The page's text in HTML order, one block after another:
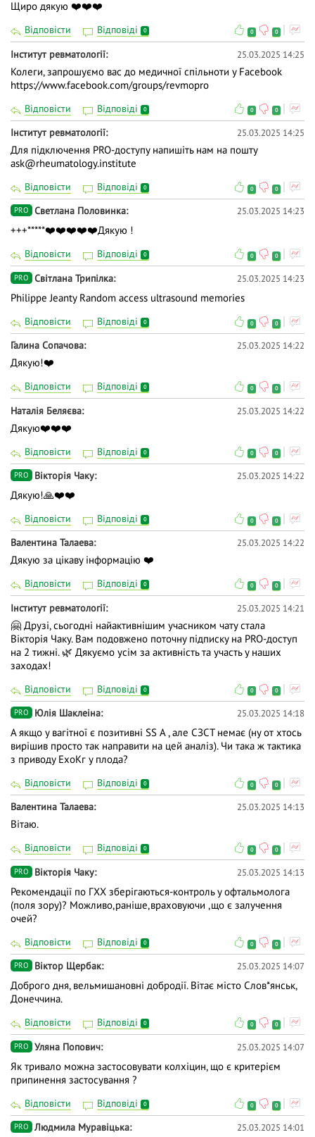
Щиро дякую ❤️❤️❤️
Відповісти Відповіді 0 0 0
Інститут ревматології 25.03.2025 14:25
Колеги, запрошуємо вас до медичної спільноти у Facebook
https://www.facebook.com/groups/revmopro
Відповісти Відповіді 0 0 0
Інститут ревматології 25.03.2025 14:25
Для підключення PRO-доступу напишіть нам на пошту
ask@rheumatology.institute
Відповісти Відповіді 0 0 0
PRO Светлана Половинка 25.03.2025 14:23
+++*****❤️❤️❤️❤️❤️Дякую !
Відповісти Відповіді 0 0 0
PRO Світлана Трипілка 25.03.2025 14:23
Philippe Jeanty Random access ultrasound memories
Відповісти Відповіді 0 0 0
Галина Сопачова 25.03.2025 14:22
Дякую!❤️
Відповісти Відповіді 0 0 0
Наталія Беляєва 25.03.2025 14:22
Дякую❤️❤️❤️
Відповісти Відповіді 0 0 0
PRO Вiкторiя Чаку 25.03.2025 14:22
Дякую!🙏❤️❤️
Відповісти Відповіді 0 0 0
Валентина Талаева 25.03.2025 14:22
Дякую за цікаву інформацію ❤️
Відповісти Відповіді 0 0 0
Інститут ревматології 25.03.2025 14:21
🤗 Друзі, сьогодні найактивнішим учасником чату стала
Вiкторiя Чаку. Вам подовжено поточну підписку на PRO-доступ
на 2 тижні. 🌿 Дякуємо усім за активність та участь у наших
заходах!
Відповісти Відповіді 0 0 0
PRO Юлія Шаклеіна 25.03.2025 14:18
А якщо у вагітної є позитивні SS A , але СЗСТ немає (ну от хтось
вирішив просто так направити на цей аналіз). Чи така ж тактика
з приводу ЕхоКг у плода?
Відповісти Відповіді 0 0 0
Валентина Талаева 25.03.2025 14:13
Вітаю.
Відповісти Відповіді 0 0 0
PRO Вiкторiя Чаку 25.03.2025 14:13
Рекомендації по ГХХ зберігаються-контроль у офтальмолога
(поля зору)? Можливо,раніше,враховуючи ,що є залучення
очей?
Відповісти Відповіді 0 0 0
PRO Віктор Щербак 25.03.2025 14:07
Доброго дня, вельмишановні добродії. Вітає місто Слов*янськ,
Донеччина.
Відповісти Відповіді 0 0 0
PRO Уляна Попович 25.03.2025 14:07
Як тривало можна застосовувати колхіцин, що є критерієм
припинення застосування ?
Відповісти Відповіді 0 0 0
PRO Людмила Муравіцька 25.03.2025 14:01